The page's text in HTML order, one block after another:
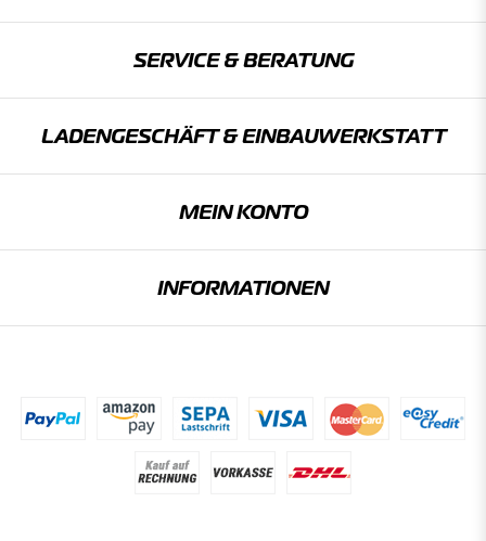
SERVICE & BERATUNG
LADENGESCHÄFT & EINBAU­WERKSTATT
MEIN KONTO
INFORMATIONEN